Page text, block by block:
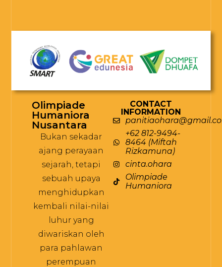
Olimpiade
Humaniora
Nusantara
Bukan sekadar
ajang perayaan
sejarah, tetapi
sebuah upaya
menghidupkan
kembali nilai-nilai
luhur yang
diwariskan oleh
para pahlawan
perempuan
CONTACT
INFORMATION
+62 812-9494-
8464 (Miftah
Rizkamuna)
cinta.ohara
Olimpiade
Humaniora